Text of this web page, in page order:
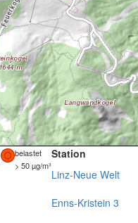
belastet
> 50 µg/m³
Station
Linz-Neue Welt
Enns-Kristein 3